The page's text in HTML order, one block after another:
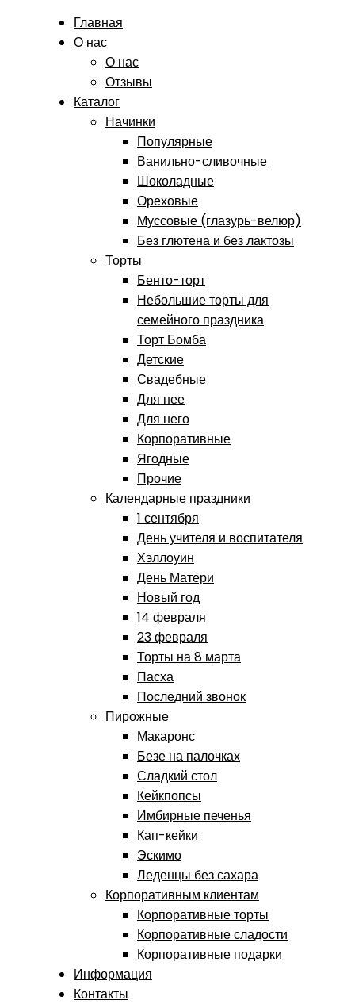
Главная
О нас
О нас
Отзывы
Каталог
Начинки
Популярные
Ванильно-сливочные
Шоколадные
Ореховые
Муссовые (глазурь-велюр)
Без глютена и без лактозы
Торты
Бенто-торт
Небольшие торты для
семейного праздника
Торт Бомба
Детские
Свадебные
Для нее
Для него
Корпоративные
Ягодные
Прочие
Календарные праздники
1 сентября
День учителя и воспитателя
Хэллоуин
День Матери
Новый год
14 февраля
23 февраля
Торты на 8 марта
Пасха
Последний звонок
Пирожные
Макаронс
Безе на палочках
Сладкий стол
Кейкпопсы
Имбирные печенья
Кап-кейки
Эскимо
Леденцы без сахара
Корпоративным клиентам
Корпоративные торты
Корпоративные сладости
Корпоративные подарки
Информация
Контакты